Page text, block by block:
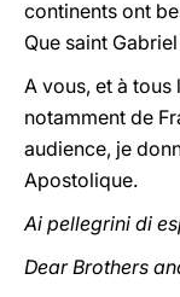
continents ont
Que saint
A vous, et à tous
notamment de
audience, je
Apostolique.
Ai pellegrini di
Dear Brothers